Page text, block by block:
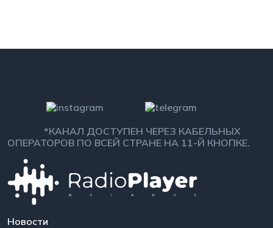
*КАНАЛ ДОСТУПЕН ЧЕРЕЗ КАБЕЛЬНЫХ
ОПЕРАТОРОВ ПО ВСЕЙ СТРАНЕ НА 11-Й КНОПКЕ.
Новости